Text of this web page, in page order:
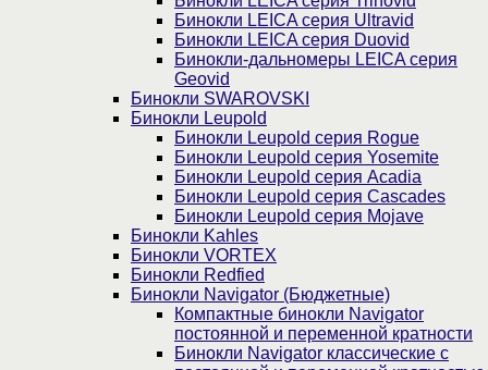
Бинокли LEICA серия Ultravid
Бинокли LEICA серия Duovid
Бинокли-дальномеры LEICA серия
Geovid
Бинокли SWAROVSKI
Бинокли Leupold
Бинокли Leupold серия Rogue
Бинокли Leupold серия Yosemite
Бинокли Leupold серия Acadia
Бинокли Leupold серия Cascades
Бинокли Leupold серия Mojave
Бинокли Kahles
Бинокли VORTEX
Бинокли Redfied
Бинокли Navigator (Бюджетные)
Компактные бинокли Navigator
постоянной и переменной кратности
Бинокли Navigator классические с